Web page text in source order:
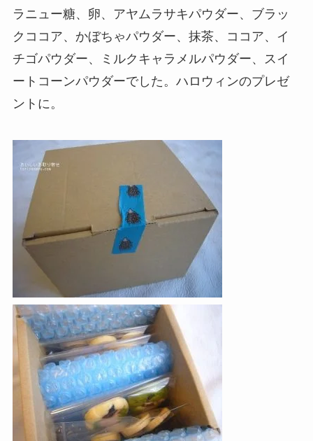
ラニュー糖、卵、アヤムラサキパウダー、ブラッ
クココア、かぼちゃパウダー、抹茶、ココア、イ
チゴパウダー、ミルクキャラメルパウダー、スイ
ートコーンパウダーでした。ハロウィンのプレゼ
ントに。